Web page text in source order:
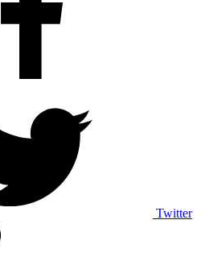
Twitter